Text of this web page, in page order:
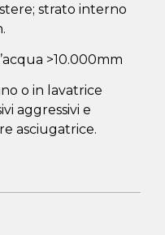
strato interno
>10.000mm
o in lavatrice
aggressivi e
asciugatrice.